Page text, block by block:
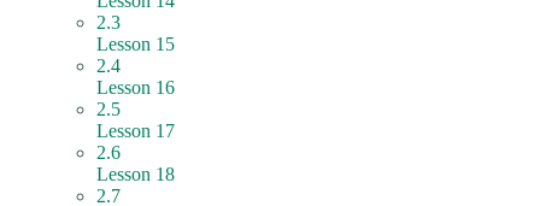
2.3
Lesson 15
2.4
Lesson 16
2.5
Lesson 17
2.6
Lesson 18
2.7